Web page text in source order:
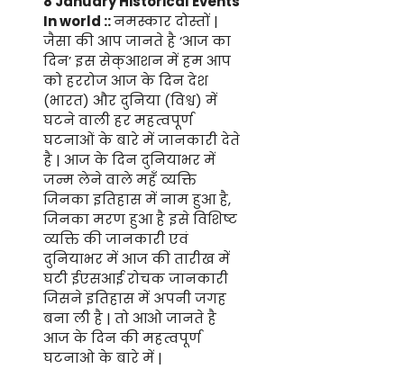
In world ::नमस्कार दोस्तों |
जैसा की आप जानते है ‘आज का
दिन’ इस सेक्आशन में हम आप
को हररोज आज के दिन देश
(भारत) और दुनिया (विश्व) में
घटने वाली हर महत्वपूर्ण
घटनाओं के बारे में जानकारी देते
है | आज के दिन दुनियाभर में
जन्म लेने वाले महँ व्यक्ति
जिनका इतिहास में नाम हुआ है,
जिनका मरण हुआ है इसे विशिष्ट
व्यक्ति की जानकारी एवं
दुनियाभर में आज की तारीख में
घटी ईएसआई रोचक जानकारी
जिसने इतिहास में अपनी जगह
बना ली है | तो आओ जानते है
आज के दिन की महत्वपूर्ण
घटनाओ के बारे में |